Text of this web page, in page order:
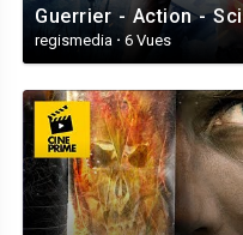
regismedia · 6 Vues